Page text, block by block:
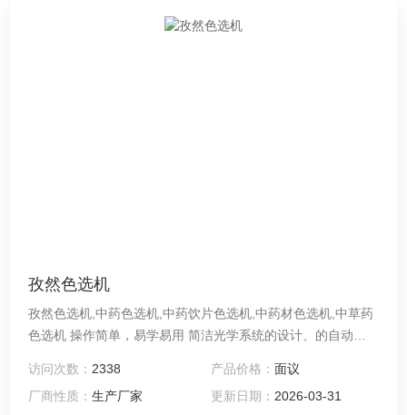
孜然色选机
孜然色选机,中药色选机,中药饮片色选机,中药材色选机,中草药
色选机 操作简单，易学易用 简洁光学系统的设计、的自动校
复 杂性，了操作简单，使得机器易学易用。
访问次数： 2338 产品价格： 面议
厂商性质：生产厂家 更新日期： 2026-03-31